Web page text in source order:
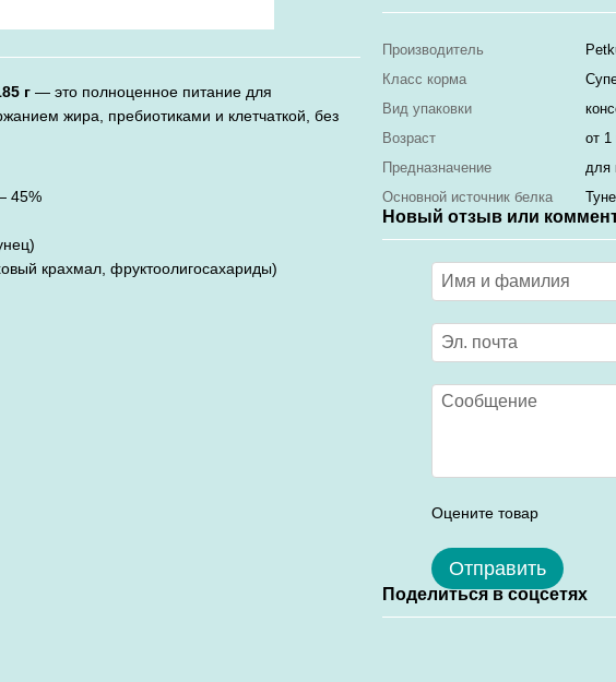
г — это полноценное питание для
жира, пребиотиками и клетчаткой, без
45%
крахмал, фруктоолигосахариды)
Производитель
Класс корма
Вид упаковки
Возраст
от 1
Предназначение
для
Основной источник белка
Новый отзыв или
Оцените товар
Отправить
Поделиться в соцсетях